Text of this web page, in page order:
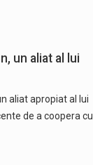
un aliat al lui
aliat apropiat al lui
de a coopera cu